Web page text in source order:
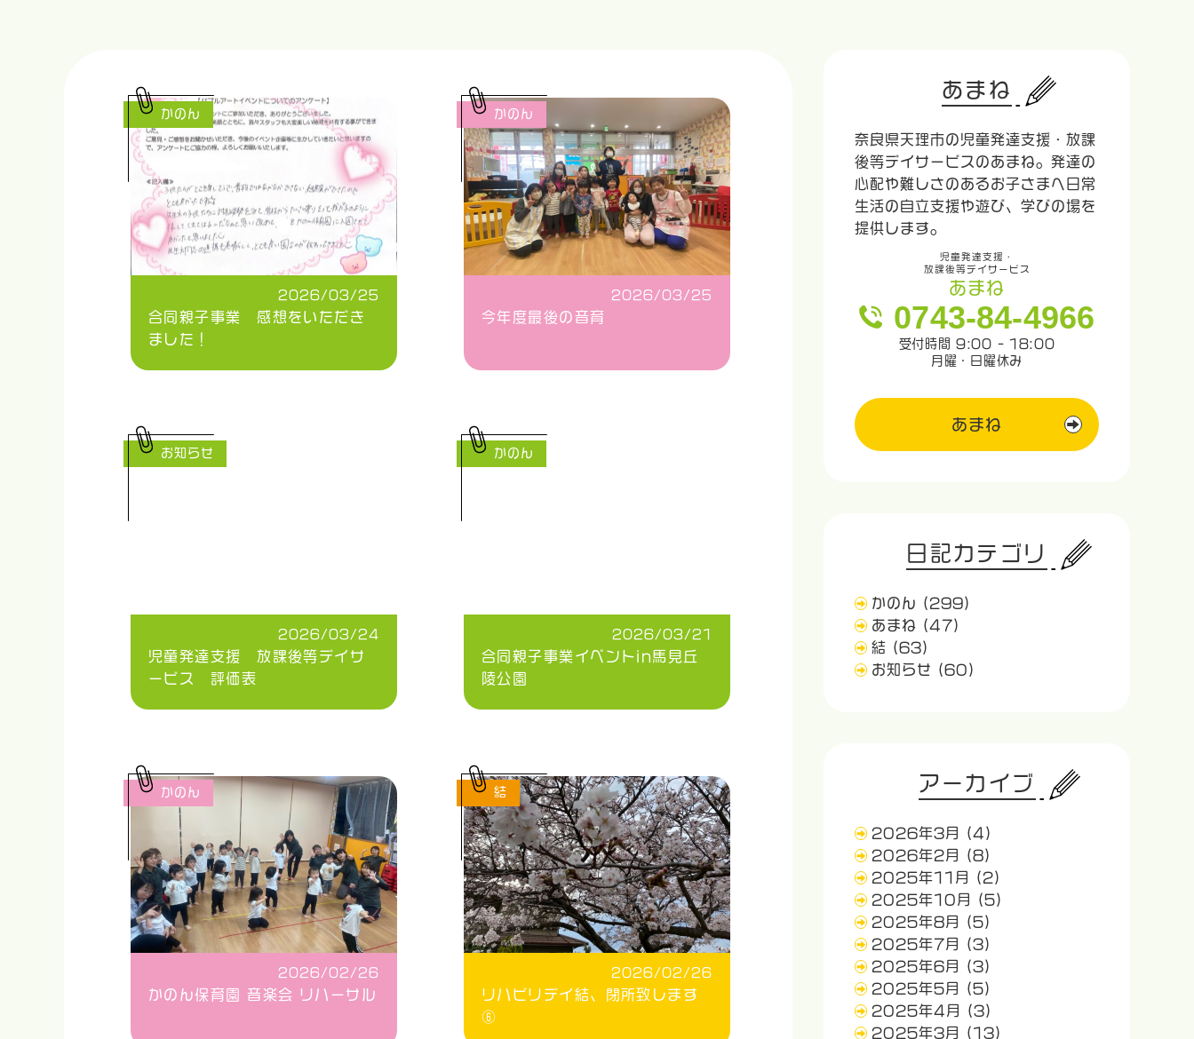
2026/03/25
合同親子事業 感想をいただき
ました！
かのん
2026/03/25
今年度最後の音育
かのん
2026/03/24
児童発達支援 放課後等デイサ
ービス 評価表
お知らせ
2026/03/21
合同親子事業イベントin馬見丘
陵公園
かのん
2026/02/26
かのん保育園 音楽会 リハーサル
かのん
2026/02/26
リハビリデイ結、閉所致します
⑥
結
あまね
奈良県天理市の児童発達支援・放課
後等デイサービスのあまね。発達の
心配や難しさのあるお子さまへ日常
生活の自立支援や遊び、学びの場を
提供します。
児童発達支援・
放課後等デイサービス
あまね
0743-84-4966
受付時間 9:00 - 18:00
月曜・日曜休み
あまね
日記カテゴリ
かのん
(299)
あまね
(47)
結 (63)
お知らせ
(60)
アーカイブ
2026年3月
(4)
2026年2月
(8)
2025年11月
(2)
2025年10月
(5)
2025年8月
(5)
2025年7月
(3)
2025年6月
(3)
2025年5月
(5)
2025年4月
(3)
2025年3月
(13)